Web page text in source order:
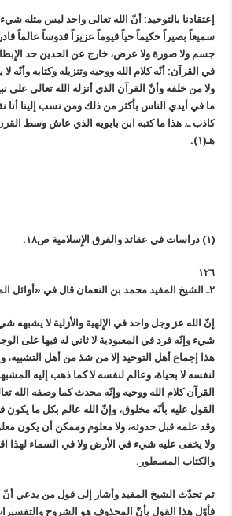
إعتقادنا بالتوحيد: أنّ الله تعالى واحد ليس مثله
سميعاً بصيراً حكيماً حياً قيوماً عزيزاً قدوساً عالماً
جسم ولا صورة ولا عرض، خارج عن الحدين حد
في القرآن: أنّه كلام الله ووحيه وتنزيله وكتابه وأنّه
ولا من خلفه وأنّ القرآن الذي أنزله الله تعالى على
ما في أيدي الناس بأكثر من ذلك ومن نسب إلينا أنا
هـ(١).
(١) دراسات في عقائد والفرق الإِسلامية ص١٨.
١٢٦
٢ـ الشيخ المفيد محمد بن النعمان قال في «أوائل المقالات»:
إنّ الله عز وجل واحد في الإِلهية والأزلية لا يشبهه
شيء وإنّه فرد في المعبودية لا ثاني له فيها على
هذا إجماع أهل التوحيد إلا من شذ من أهل
لنفسه لا بحياة، وعالم لنفسه لا كما ذهب إليه
القرآن كلام الله ووحيه وإنّه محدث كما وصفه الله
القول عليه بأنّه مخلوق، وإنّ الله عالم بكل ما يكون
وقد علمه قبل حدوثه، ولا معلوم وممكن أن يكون
ولا يخفى عليه شيء في الأرض ولا في السماء لهذا
والكتاب المسطور.
ثم تحدّث الشيخ المفيد وأشار إلى قول من يدعي
فأوّل هذا القول بأنّ المحذوف هو الشروح